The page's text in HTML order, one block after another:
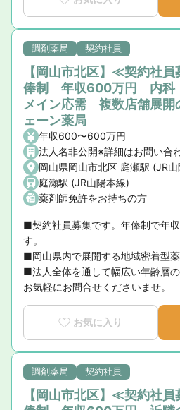
調剤薬局 契約社員
【岡山市北区】≪契約社
俸制 年収600万円 内科
メイン応需 複数店舗展開
ェーン薬局
年収600〜600万円
法人名非公開※詳細はお問い合
岡山県岡山市北区 庭瀬駅 (JR
庭瀬駅 (JR山陽本線)
薬剤師免許をお持ちの方
■契約社員募集です。年俸制で年
す。
■岡山県内で展開する地域密着型薬
■法人全体を通して幅広い年齢層の
お気軽にお問合せくださいませ。
お気に入り
調剤薬局 契約社員
【岡山市北区】≪契約社